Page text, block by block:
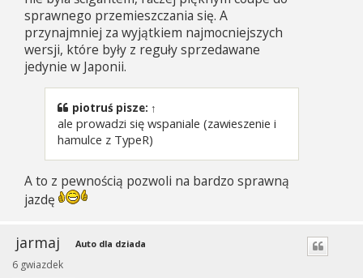
sprawnego przemieszczania się. A
przynajmniej za wyjątkiem najmocniejszych
wersji, które były z reguły sprzedawane
jedynie w Japonii.
piotruś pisze: ↑
ale prowadzi się wspaniale (zawieszenie i
hamulce z TypeR)
A to z pewnością pozwoli na bardzo sprawną
jazdę
jarmaj
6 gwiazdek
Auto dla dziada